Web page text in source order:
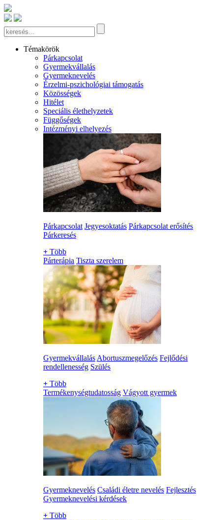
Témakörök
Párkapcsolat
Gyermekvállalás
Gyermeknevelés
Érzelmi-pszichológiai támogatás
Közösségek
Hitélet
Speciális élethelyzetek
Függőségek
Intézményi elhelyezés
Párkapcsolat Jegyesoktatás Párkapcsolat erősítés
Párkeresés
+ Több
Párterápia Tiszta szerelem
Gyermekvállalás Abortuszmegelőzés Fejlődési
rendellenesség Szülés
+ Több
Termékenységtudatosság Vágyott gyermek
Gyermeknevelés Családi életre nevelés Fejlesztés
Gyermeknevelési kérdések
+ Több